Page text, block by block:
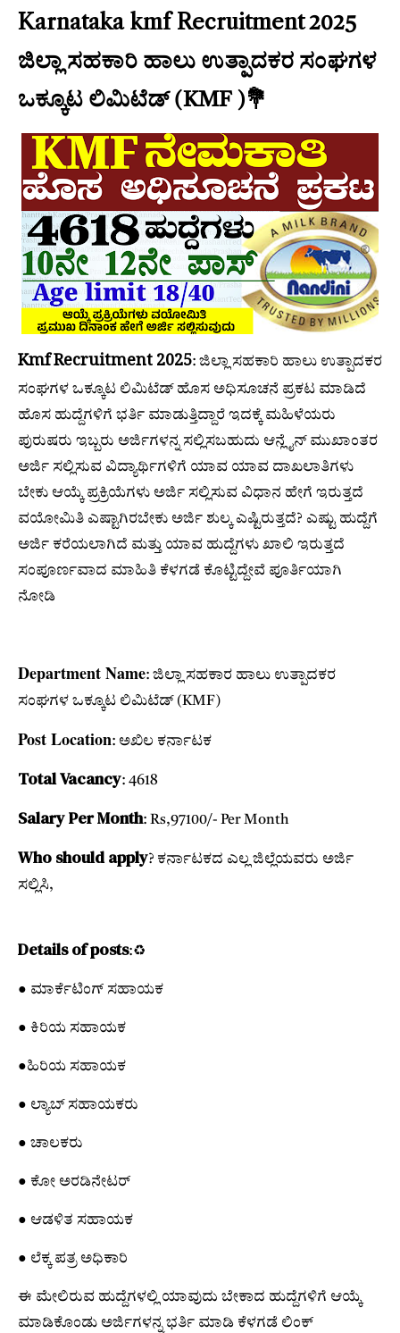
Karnataka kmf Recruitment2025
ಜಿಲ್ಲಾ ಸಹಕಾರಿ ಹಾಲು ಉತ್ಪಾದಕರ ಸಂಘಗಳ
ಒಕ್ಕೂಟ ಲಿಮಿಟೆಡ್ (KMF )💐
Kmf Recruitment 2025: ಜಿಲ್ಲಾ ಸಹಕಾರಿ ಹಾಲು ಉತ್ಪಾದಕರ
ಸಂಘಗಳ ಒಕ್ಕೂಟ ಲಿಮಿಟೆಡ್ ಹೊಸ ಅಧಿಸೂಚನೆ ಪ್ರಕಟ ಮಾಡಿದೆ
ಹೊಸ ಹುದ್ದೆಗಳಿಗೆ ಭರ್ತಿ ಮಾಡುತ್ತಿದ್ದಾರೆ ಇದಕ್ಕೆ ಮಹಿಳೆಯರು
ಪುರುಷರು ಇಬ್ಬರು ಅರ್ಜಿಗಳನ್ನ ಸಲ್ಲಿಸಬಹುದು ಆನ್ಲೈನ್ ಮುಖಾಂತರ
ಅರ್ಜಿ ಸಲ್ಲಿಸುವ ವಿದ್ಯಾರ್ಥಿಗಳಿಗೆ ಯಾವ ಯಾವ ದಾಖಲಾತಿಗಳು
ಬೇಕು ಆಯ್ಕೆ ಪ್ರಕ್ರಿಯೆಗಳು ಅರ್ಜಿ ಸಲ್ಲಿಸುವ ವಿಧಾನ ಹೇಗೆ ಇರುತ್ತದೆ
ವಯೋಮಿತಿ ಎಷ್ಟಾಗಿರಬೇಕು ಅರ್ಜಿ ಶುಲ್ಕ ಎಷ್ಟಿರುತ್ತದೆ? ಎಷ್ಟು ಹುದ್ದೆಗೆ
ಅರ್ಜಿ ಕರೆಯಲಾಗಿದೆ ಮತ್ತು ಯಾವ ಹುದ್ದೆಗಳು ಖಾಲಿ ಇರುತ್ತದೆ
ಸಂಪೂರ್ಣವಾದ ಮಾಹಿತಿ ಕೆಳಗಡೆ ಕೊಟ್ಟಿದ್ದೇವೆ ಪೂರ್ತಿಯಾಗಿ
ನೋಡಿ
Department Name: ಜಿಲ್ಲಾ ಸಹಕಾರ ಹಾಲು ಉತ್ಪಾದಕರ
ಸಂಘಗಳ ಒಕ್ಕೂಟ ಲಿಮಿಟೆಡ್ (KMF)
Post Location: ಅಖಿಲ ಕರ್ನಾಟಕ
Total Vacancy: 4618
Salary Per Month: Rs,97100/- Per Month
Who should apply? ಕರ್ನಾಟಕದ ಎಲ್ಲ ಜಿಲ್ಲೆಯವರು ಅರ್ಜಿ
ಸಲ್ಲಿಸಿ,
Details of posts:♻️
● ಮಾರ್ಕೆಟಿಂಗ್ ಸಹಾಯಕ
● ಕಿರಿಯ ಸಹಾಯಕ
●ಹಿರಿಯ ಸಹಾಯಕ
● ಲ್ಯಾಬ್ ಸಹಾಯಕರು
● ಚಾಲಕರು
● ಕೋ ಅರಡಿನೇಟರ್
● ಆಡಳಿತ ಸಹಾಯಕ
● ಲೆಕ್ಕ ಪತ್ರ ಅಧಿಕಾರಿ
ಈ ಮೇಲಿರುವ ಹುದ್ದೆಗಳಲ್ಲಿ ಯಾವುದು ಬೇಕಾದ ಹುದ್ದೆಗಳಿಗೆ ಆಯ್ಕೆ
ಮಾಡಿಕೊಂಡು ಅರ್ಜಿಗಳನ್ನ ಭರ್ತಿ ಮಾಡಿ ಕೆಳಗಡೆ ಲಿಂಕ್